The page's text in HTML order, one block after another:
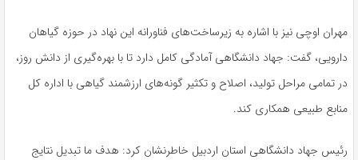
مهران اوچی نیز با اشاره به زیرساخت‌های فناورانه این نهاد در حوزه گیاهان
دارویی، گفت: جهاد دانشگاهی آمادگی کامل دارد تا با بهره‌گیری از دانش روز،
در تمامی مراحل تولید، اصلاح و تکثیر گونه‌های ارزشمند گیاهی با اداره کل
منابع طبیعی همکاری کند.
رئیس جهاد دانشگاهی استان اردبیل خاطرنشان کرد: هدف ما تبدیل نتایج